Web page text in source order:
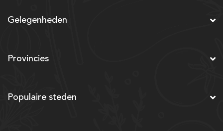
Gelegenheden
Provincies
Populaire steden